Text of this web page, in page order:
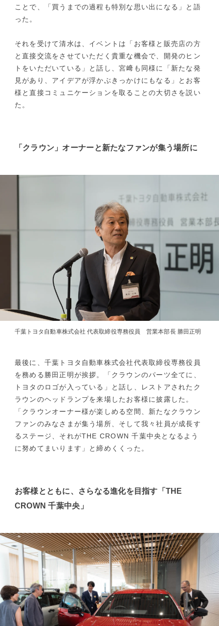
ことで、「買うまでの過程も特別な思い出になる」と語
った。
それを受けて清水は、イベントは「お客様と販売店の方
と直接交流をさせていただく貴重な機会で、開発のヒン
トをいただいている」と話し、宮﨑も同様に「新たな発
見があり、アイデアが浮かぶきっかけにもなる」とお客
様と直接コミュニケーションを取ることの大切さを説い
た。
「クラウン」オーナーと新たなファンが集う場所に
千葉トヨタ自動車株式会社 代表取締役専務役員 営業本部長 勝田正明
最後に、千葉トヨタ自動車株式会社代表取締役専務役員
を務める勝田正明が挨拶。「クラウンのパーツ全てに、
トヨタのロゴが入っている」と話し、レストアされたク
ラウンのヘッドランプを来場したお客様に披露した。
「クラウンオーナー様が楽しめる空間、新たなクラウン
ファンのみなさまが集う場所、そして我々社員が成長す
るステージ、それがTHE CROWN 千葉中央となるよう
に努めてまいります」と締めくくった。
お客様とともに、さらなる進化を目指す「THE
CROWN 千葉中央」